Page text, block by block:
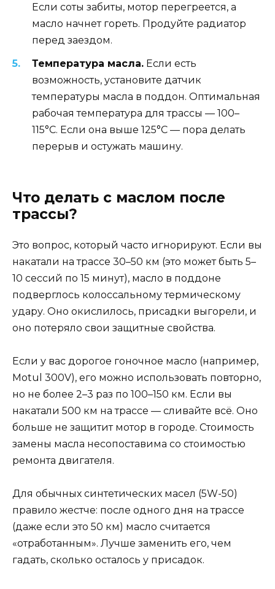
Если соты забиты, мотор перегреется, а
масло начнет гореть. Продуйте радиатор
перед заездом.
Температура масла. Если есть
возможность, установите датчик
температуры масла в поддон. Оптимальная
рабочая температура для трассы — 100–
115°C. Если она выше 125°C — пора делать
перерыв и остужать машину.
Что делать с маслом после
трассы?
Это вопрос, который часто игнорируют. Если вы
накатали на трассе 30–50 км (это может быть 5–
10 сессий по 15 минут), масло в поддоне
подверглось колоссальному термическому
удару. Оно окислилось, присадки выгорели, и
оно потеряло свои защитные свойства.
Если у вас дорогое гоночное масло (например,
Motul 300V), его можно использовать повторно,
но не более 2–3 раз по 100–150 км. Если вы
накатали 500 км на трассе — сливайте всё. Оно
больше не защитит мотор в городе. Стоимость
замены масла несопоставима со стоимостью
ремонта двигателя.
Для обычных синтетических масел (5W-50)
правило жестче: после одного дня на трассе
(даже если это 50 км) масло считается
«отработанным». Лучше заменить его, чем
гадать, сколько осталось у присадок.